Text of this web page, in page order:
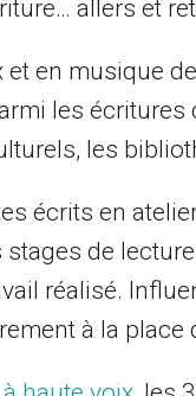
allers et
en musique
les
les
écrits en
de
réalisé.
à la place